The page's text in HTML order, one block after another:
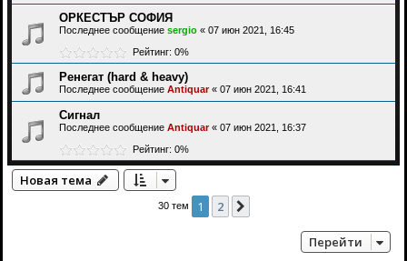
ОРКЕСТЪР СОФИЯ
Последнее сообщение sergio « 07 июн 2021, 16:45
Рейтинг: 0%
Ренегат (hard & heavy)
Последнее сообщение Antiquar« 07 июн 2021, 16:41
Сигнал
Последнее сообщение Antiquar« 07 июн 2021, 16:37
Рейтинг: 0%
Новая тема
30 тем 1 2
Перейти